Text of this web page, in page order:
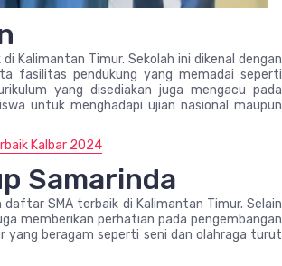
Kalimantan Timur. Sekolah ini dikenal dengan
fasilitas pendukung yang memadai seperti
yang disediakan juga mengacu pada
untuk menghadapi ujian nasional maupun
Kalbar 2024
Samarinda
SMA terbaik di Kalimantan Timur. Selain
memberikan perhatian pada pengembangan
yang beragam seperti seni dan olahraga turut